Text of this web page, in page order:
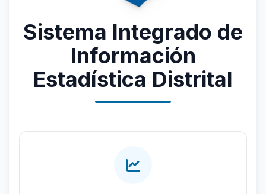
Sistema Integrado de
Información
Estadística Distrital